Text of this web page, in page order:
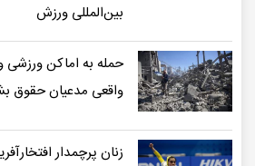
بین‌المللی ورزش
حمله به اماکن ورزشی
واقعی مدعیان حقوق
زنان پرچمدار